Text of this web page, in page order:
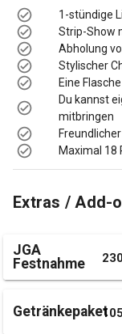
1-stündige
Strip-Show
Abholung
Stylischer
Eine
Du kannst
mitbringen
Maximal 18
Extras / Add-
JGA
Festnahme
Getränkepaket